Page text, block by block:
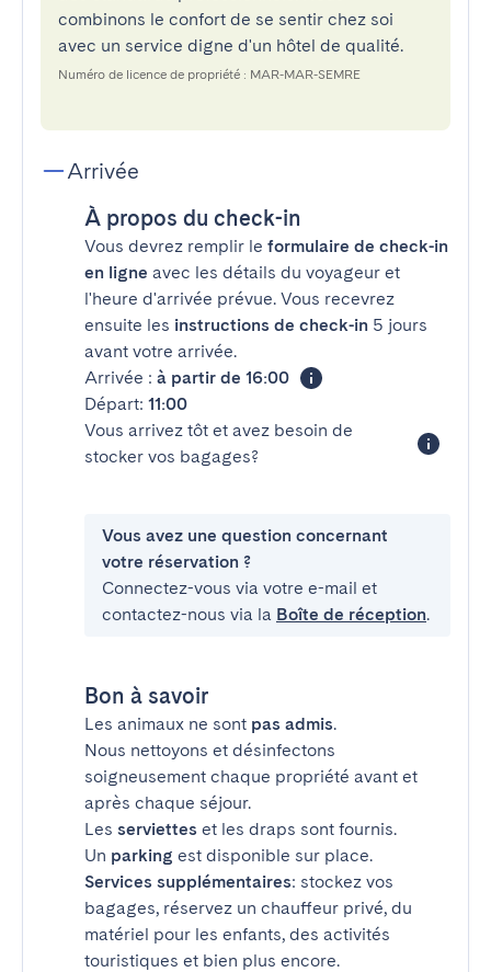
combinons le confort de se sentir chez soi
avec un service digne d'un hôtel de qualité.
Numéro de licence de propriété : MAR-MAR-SEMRE
Arrivée
À propos du check-in
Vous devrez remplir le formulaire de check-in
en ligne avec les détails du voyageur et
l'heure d'arrivée prévue. Vous recevrez
ensuite les instructions de check-in 5 jours
avant votre arrivée.
Arrivée : à partir de 16:00
Départ: 11:00
Vous arrivez tôt et avez besoin de
stocker vos bagages?
Vous avez une question concernant
votre réservation ?
Connectez-vous via votre e-mail et
contactez-nous via la Boîte de réception.
Bon à savoir
Les animaux ne sont pas admis.
Nous nettoyons et désinfectons
soigneusement chaque propriété avant et
après chaque séjour.
Les serviettes et les draps sont fournis.
Un parking est disponible sur place.
Services supplémentaires: stockez vos
bagages, réservez un chauffeur privé, du
matériel pour les enfants, des activités
touristiques et bien plus encore.